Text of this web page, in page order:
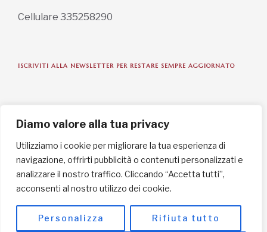
Diamo valore alla tua privacy
Utilizziamo i cookie per migliorare la tua esperienza di
navigazione, offrirti pubblicità o contenuti personalizzati e
analizzare il nostro traffico. Cliccando “Accetta tutti”,
acconsenti al nostro utilizzo dei cookie.
Personalizza Rifiuta tutto
Cellulare 335258290
ISCRIVITI ALLA NEWSLETTER PER RESTARE SEMPRE AGGIORNATO
ISCRIVITI ORA
INFORMAZIONI SULLA PRIVACY
English / USD
© Copyright 2025 L'Africa Chiama ODV All rights reserved